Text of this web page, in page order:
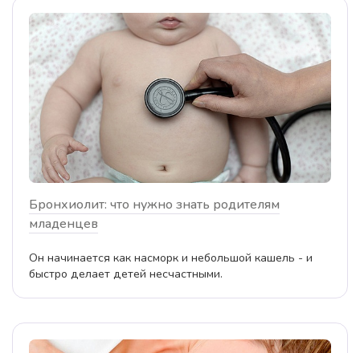
Бронхиолит: что нужно знать родителям
младенцев
Он начинается как насморк и небольшой кашель - и
быстро делает детей несчастными.